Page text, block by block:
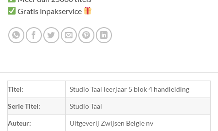
Gratis inpakservice
Titel: Studio Taal leerjaar 5 blok 4 handleiding
Serie Titel: Studio Taal
Auteur: Uitgeverij Zwijsen Belgie nv